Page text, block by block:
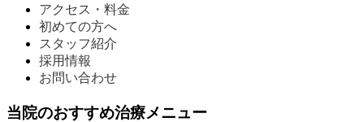
アクセス・料金
初めての方へ
スタッフ紹介
採用情報
お問い合わせ
当院のおすすめ治療メニュー